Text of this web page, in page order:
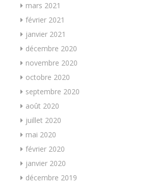
mars 2021
février 2021
janvier 2021
décembre 2020
novembre 2020
octobre 2020
septembre 2020
août 2020
juillet 2020
mai 2020
février 2020
janvier 2020
décembre 2019